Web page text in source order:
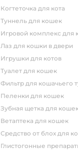
когтеточка для кота
туннель для кошек
игровой комплекс для
лаз для кошки в двери
игрушки для котов
туалет для кошек
фильтр для кошачьего
пеленки для кошек
зубная щетка для
ветаптека для кошек
средство от блох для
глистогонные